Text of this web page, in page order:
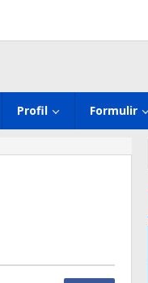
Profil Formulir